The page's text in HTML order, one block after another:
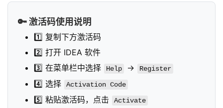
🔑 激活码使用说明
1️⃣ 复制下方激活码
2️⃣ 打开 IDEA 软件
3️⃣ 在菜单栏中选择
Help -> Register
4️⃣ 选择 Activation Code
5️⃣ 粘贴激活码，点击 Activate